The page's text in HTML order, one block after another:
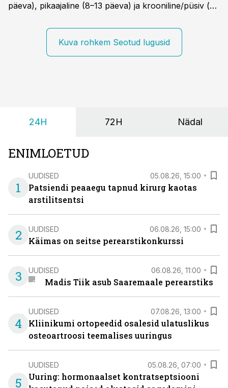
päeva), pikaajaline (8–13 päeva) ja krooniline/püsiv (>
viiruslik ning sellega kaasneb sageli oksendamine ja
kehatemperatuuri tõus.Kuva rohkem Seotud lugusid
24H 72H Nädal
ENIMLOETUD
1
UUDISED 05.08.26, 15:00
Patsiendi peaaegu tapnud kirurg kaotas
arstilitsentsi
2 UUDISED 06.08.26, 15:00
Käimas on seitse perearstikonkurssi
3 UUDISED 06.08.26, 11:00
Madis Tiik asub Saaremaale perearstiks
4
UUDISED 07.08.26, 13:00
Kliinikumi ortopeedid osalesid ulatuslikus
osteoartroosi teemalises uuringus
5
UUDISED 05.08.26, 07:00
Uuring: hormonaalset kontratseptsiooni